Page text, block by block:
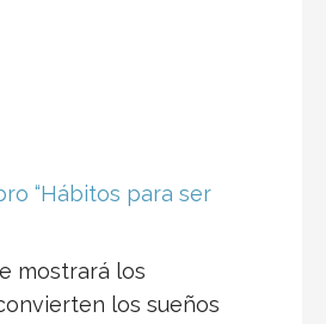
“Hábitos para ser
mostrará los
los sueños